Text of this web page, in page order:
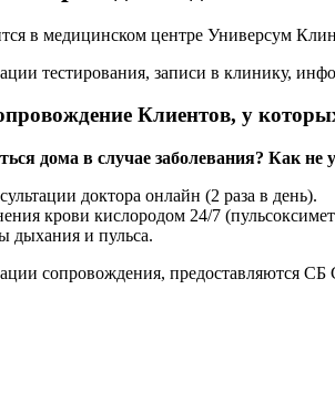
в медицинском центре Универсум
тестирования, записи в клинику,
Клиентов, у
дома в случае заболевания? Как
доктора онлайн (2 раза в день).
крови кислородом 24/7
дыхания и пульса.
сопровождения, предоставляются